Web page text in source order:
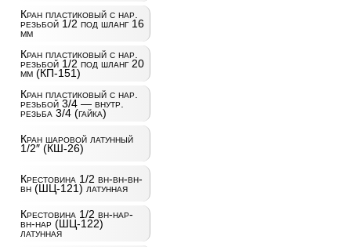
Кран пластиковый с нар.
резьбой 1/2 под шланг 16
мм
Кран пластиковый с нар.
резьбой 1/2 под шланг 20
мм (КП-151)
Кран пластиковый с нар.
резьбой 3/4 — внутр.
резьба 3/4 (гайка)
Кран шаровой латунный
1/2″ (КШ-26)
Крестовина 1/2 вн-вн-вн-
вн (ШЦ-121) латунная
Крестовина 1/2 вн-нар-
вн-нар (ШЦ-122)
латунная